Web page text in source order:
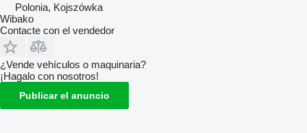
Polonia, Kojszówka
Wibako
Contacte con el vendedor
¿Vende vehículos o maquinaria?
¡Hagalo con nosotros!
Publicar el anuncio